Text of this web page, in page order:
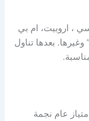
، اروبيت، ام بي
وغيرها. بعدها تناول
هو بامتياز عام نجمة